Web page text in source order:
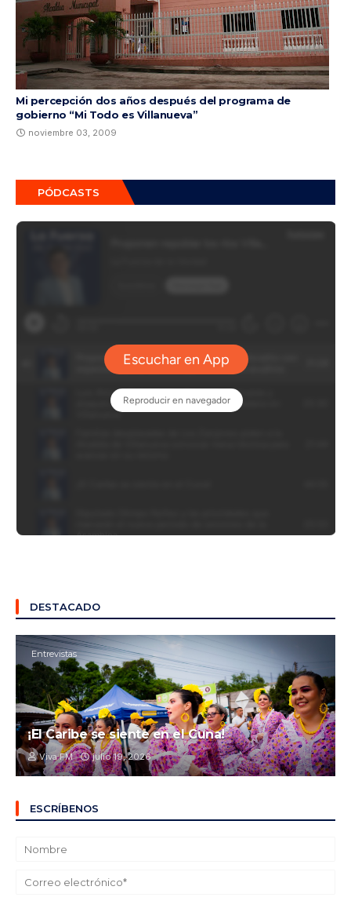
Mi percepción dos años después del programa de
gobierno “Mi Todo es Villanueva”
noviembre 03, 2009
PÓDCASTS
DESTACADO
Entrevistas
¡El Caribe se siente en el Cuna!
Viva FM julio 19, 2026
ESCRÍBENOS